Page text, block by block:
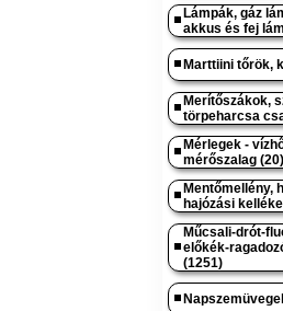
Lámpák, gáz
akkus és fej
Marttiini tőrök,
Merítőszákok,
törpeharcsa
Mérlegek -
mérőszalag (20)
Mentőmellény,
hajózási
Műcsali-drót-
előkék-
(1251)